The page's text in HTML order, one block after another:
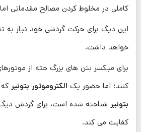
کاملی در مخلوط کردن مصالح مقدماتی
این دیگ برای حرکت گردشی خود نیاز به
خواهد داشت.
برای میکسر بتن های بزرگ جثه از
‌کنند؛ اما حضور یک الکتروموتور بتونیر که
بتونیر شناخته شده است، برای گردش
کفایت می کند.